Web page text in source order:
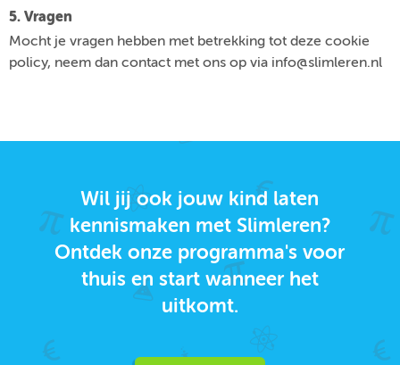
5. Vragen
Mocht je vragen hebben met betrekking tot deze cookie
policy, neem dan contact met ons op via info@slimleren.nl
Wil jij ook jouw kind laten
kennismaken met Slimleren?
Ontdek onze programma's voor
thuis en start wanneer het
uitkomt.